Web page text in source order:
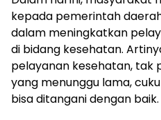
kepada pemerintah
dalam meningkatkan
di bidang kesehatan.
pelayanan kesehatan, tak
yang menunggu lama,
bisa ditangani dengan baik.